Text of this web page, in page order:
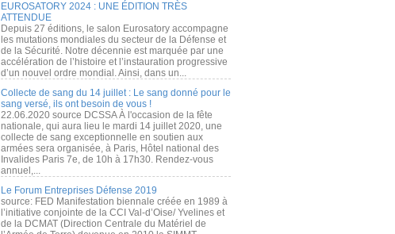
EUROSATORY 2024 : UNE ÉDITION TRÈS
ATTENDUE
Depuis 27 éditions, le salon Eurosatory accompagne
les mutations mondiales du secteur de la Défense et
de la Sécurité. Notre décennie est marquée par une
accélération de l’histoire et l’instauration progressive
d’un nouvel ordre mondial. Ainsi, dans un...
Collecte de sang du 14 juillet : Le sang donné pour le
sang versé, ils ont besoin de vous !
22.06.2020 source DCSSA À l'occasion de la fête
nationale, qui aura lieu le mardi 14 juillet 2020, une
collecte de sang exceptionnelle en soutien aux
armées sera organisée, à Paris, Hôtel national des
Invalides Paris 7e, de 10h à 17h30. Rendez-vous
annuel,...
Le Forum Entreprises Défense 2019
source: FED Manifestation biennale créée en 1989 à
l’initiative conjointe de la CCI Val-d’Oise/ Yvelines et
de la DCMAT (Direction Centrale du Matériel de